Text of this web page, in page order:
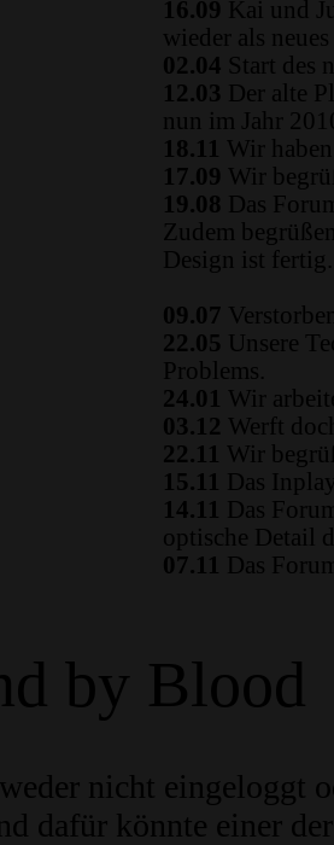
16.09 Kai und
wieder als
02.04 Start des
12.03 Der alte
nun im Jahr
18.11 Wir
17.09 Wir
19.08 Das
Zudem
Design ist fertig.
09.07
22.05 Unsere
Problems.
24.01 Wir
03.12 Werft
22.11 Wir
15.11 Das
14.11 Das
optische Detail
07.11 Das
by Blood
nicht eingeloggt
dafür könnte einer